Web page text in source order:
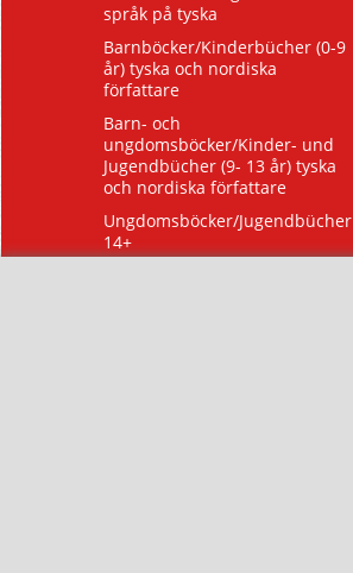
språk på tyska
Barnböcker/Kinderbücher (0-9
år) tyska och nordiska
författare
Barn- och
ungdomsböcker/Kinder- und
Jugendbücher (9- 13 år) tyska
och nordiska författare
Ungdomsböcker/Jugendbücher
14+